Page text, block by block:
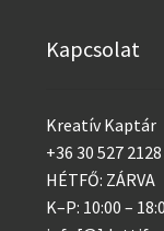
Kapcsolat
Kreatív Kaptár
+36 30 527 2128
HÉTFŐ: ZÁRVA
K–P: 10:00 –